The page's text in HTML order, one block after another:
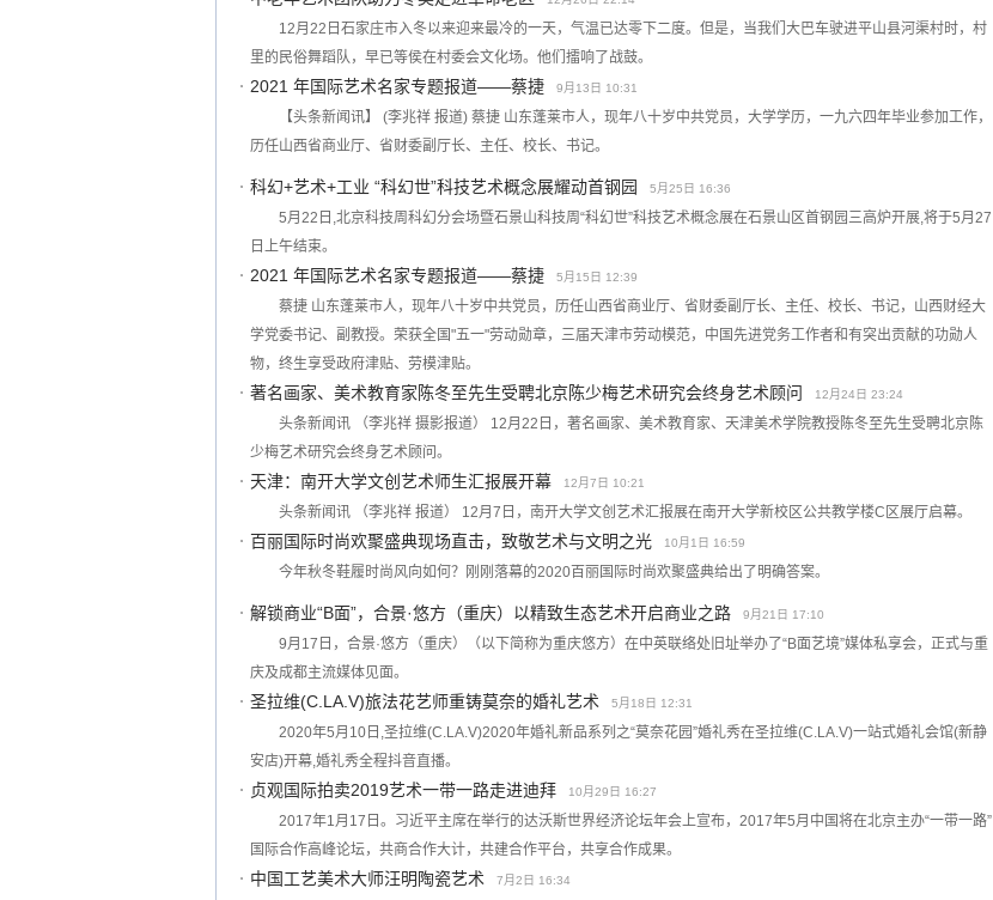
12月22日石家庄市入冬以来迎来最冷的一天，气温已达零下二度。但是，当我们大巴车驶进平山县河渠村时，村
里的民俗舞蹈队，早已等侯在村委会文化场。他们擂响了战鼓。
2021 年国际艺术名家专题报道——蔡捷 9月13日 10:31
【头条新闻讯】 (李兆祥 报道) 蔡捷 山东蓬莱市人，现年八十岁中共党员，大学学历，一九六四年毕业参加工作，
历任山西省商业厅、省财委副厅长、主任、校长、书记。
科幻+艺术+工业 “科幻世”科技艺术概念展耀动首钢园 5月25日 16:36
5月22日,北京科技周科幻分会场暨石景山科技周“科幻世”科技艺术概念展在石景山区首钢园三高炉开展,将于5月27
日上午结束。
2021 年国际艺术名家专题报道——蔡捷 5月15日 12:39
蔡捷 山东蓬莱市人，现年八十岁中共党员，历任山西省商业厅、省财委副厅长、主任、校长、书记，山西财经大
学党委书记、副教授。荣获全国"五一"劳动勋章，三届天津市劳动模范，中国先进党务工作者和有突出贡献的功勋人
物，终生享受政府津贴、劳模津贴。
著名画家、美术教育家陈冬至先生受聘北京陈少梅艺术研究会终身艺术顾问 12月24日 23:24
头条新闻讯 （李兆祥 摄影报道） 12月22日，著名画家、美术教育家、天津美术学院教授陈冬至先生受聘北京陈
少梅艺术研究会终身艺术顾问。
天津：南开大学文创艺术师生汇报展开幕 12月7日 10:21
头条新闻讯 （李兆祥 报道） 12月7日，南开大学文创艺术汇报展在南开大学新校区公共教学楼C区展厅启幕。
百丽国际时尚欢聚盛典现场直击，致敬艺术与文明之光 10月1日 16:59
今年秋冬鞋履时尚风向如何？刚刚落幕的2020百丽国际时尚欢聚盛典给出了明确答案。
解锁商业“B面”，合景·悠方（重庆）以精致生态艺术开启商业之路 9月21日 17:10
9月17日，合景·悠方（重庆）（以下简称为重庆悠方）在中英联络处旧址举办了“B面艺境”媒体私享会，正式与重
庆及成都主流媒体见面。
圣拉维(C.LA.V)旅法花艺师重铸莫奈的婚礼艺术 5月18日 12:31
2020年5月10日,圣拉维(C.LA.V)2020年婚礼新品系列之“莫奈花园”婚礼秀在圣拉维(C.LA.V)一站式婚礼会馆(新静
安店)开幕,婚礼秀全程抖音直播。
贞观国际拍卖2019艺术一带一路走进迪拜 10月29日 16:27
2017年1月17日。习近平主席在举行的达沃斯世界经济论坛年会上宣布，2017年5月中国将在北京主办“一带一路”
国际合作高峰论坛，共商合作大计，共建合作平台，共享合作成果。
中国工艺美术大师汪明陶瓷艺术 7月2日 16:34